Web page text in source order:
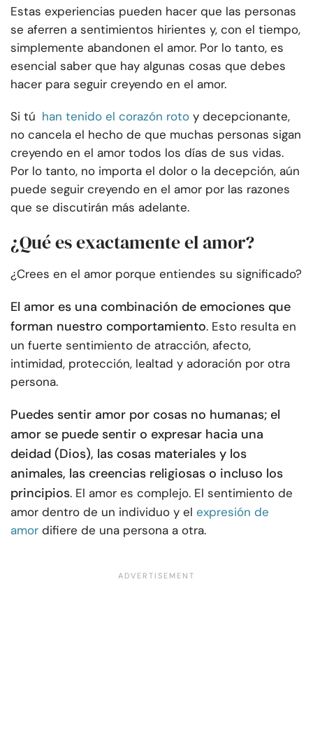
Estas experiencias pueden hacer que las personas
se aferren a sentimientos hirientes y, con el tiempo,
simplemente abandonen el amor. Por lo tanto, es
esencial saber que hay algunas cosas que debes
hacer para seguir creyendo en el amor.
Si tú han tenido el corazón roto y decepcionante,
no cancela el hecho de que muchas personas sigan
creyendo en el amor todos los días de sus vidas.
Por lo tanto, no importa el dolor o la decepción, aún
puede seguir creyendo en el amor por las razones
que se discutirán más adelante.
¿Qué es exactamente el amor?
¿Crees en el amor porque entiendes su significado?
El amor es una combinación de emociones que
forman nuestro comportamiento. Esto resulta en
un fuerte sentimiento de atracción, afecto,
intimidad, protección, lealtad y adoración por otra
persona.
Puedes sentir amor por cosas no humanas; el
amor se puede sentir o expresar hacia una
deidad (Dios), las cosas materiales y los
animales, las creencias religiosas o incluso los
principios. El amor es complejo. El sentimiento de
amor dentro de un individuo y el expresión de
amor difiere de una persona a otra.